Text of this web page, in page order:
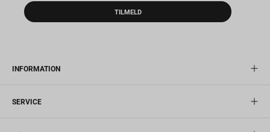
TILMELD
INFORMATION
SERVICE